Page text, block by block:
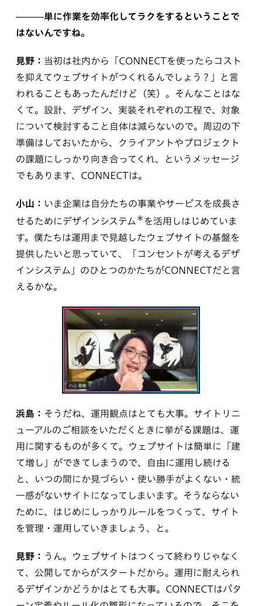
———単に作業を効率化してラクをするということで
はないんですね。
見野： 当初は社内から「CONNECTを使ったらコスト
を抑えてウェブサイトがつくれるんでしょう？」と言
われることもあったんだけど（笑）。そんなことはな
くて。設計、デザイン、実装それぞれの工程で、対象
について検討すること自体は減らないので。周辺の下
準備はしておいたから、クライアントやプロジェクト
の課題にしっかり向き合ってくれ、というメッセージ
でもあります、CONNECTは。
小山： いま企業は自分たちの事業やサービスを成長さ
せるためにデザインシステム ＊ を活用しはじめていま
す。僕たちは運用まで見越したウェブサイトの基盤を
提供したいと思っていて、「コンセントが考えるデザ
インシステム」のひとつのかたちがCONNECTだと言
えるかな。
浜島： そうだね、運用観点はとても大事。サイトリニ
ューアルのご相談をいただくときに挙がる課題は、運
用に関するものが多くて。ウェブサイトは簡単に「建
て増し」ができてしまうので、自由に運用し続ける
と、いつの間にか見づらい・使い勝手がよくない・統
一感がないサイトになってしまいます。そうならない
ために、はじめにしっかりルールをつくって、サイト
を管理・運用していきましょう、と。
見野： うん。ウェブサイトはつくって終わりじゃなく
て、公開してからがスタートだから。運用に耐えられ
るデザインかどうかはとても大事。CONNECTはパタ